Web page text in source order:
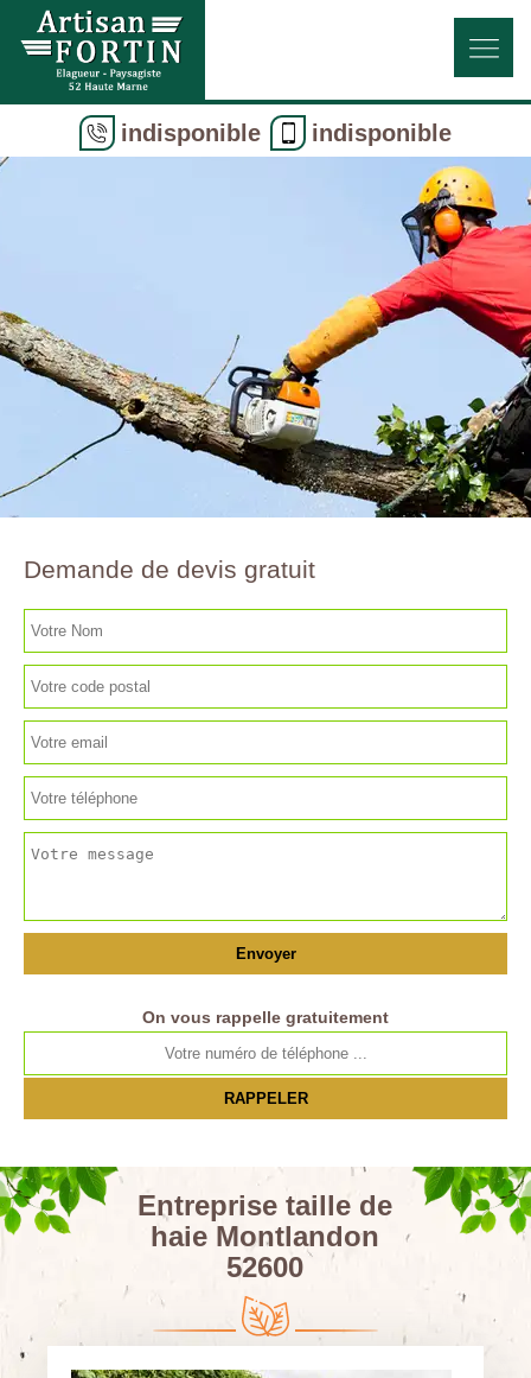
indisponible indisponible
Demande de devis gratuit
On vous rappelle gratuitement
Entreprise taille de
haie Montlandon
52600